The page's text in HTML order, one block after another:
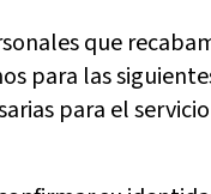
que
para las
para el